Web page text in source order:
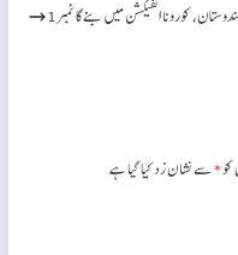
کورونا انفیکشن میں بنے گا نمبر1
*سے نشان زد کیا گیا ہے